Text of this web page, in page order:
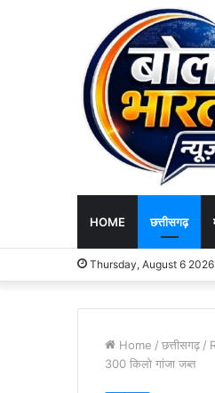
HOME छत्तीसगढ़
Thursday, August 6 2026
Home / छत्तीसगढ़ /
300 किलो गांजा जब्त